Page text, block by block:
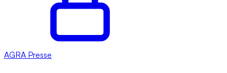
AGRA Presse